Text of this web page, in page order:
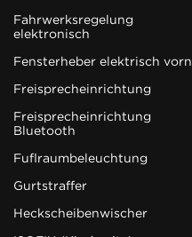
Fahrwerksregelung
elektronisch
Fensterheber elektrisch vorn
Freisprecheinrichtung
Freisprecheinrichtung
Bluetooth
Fußraumbeleuchtung
Gurtstraffer
Heckscheibenwischer